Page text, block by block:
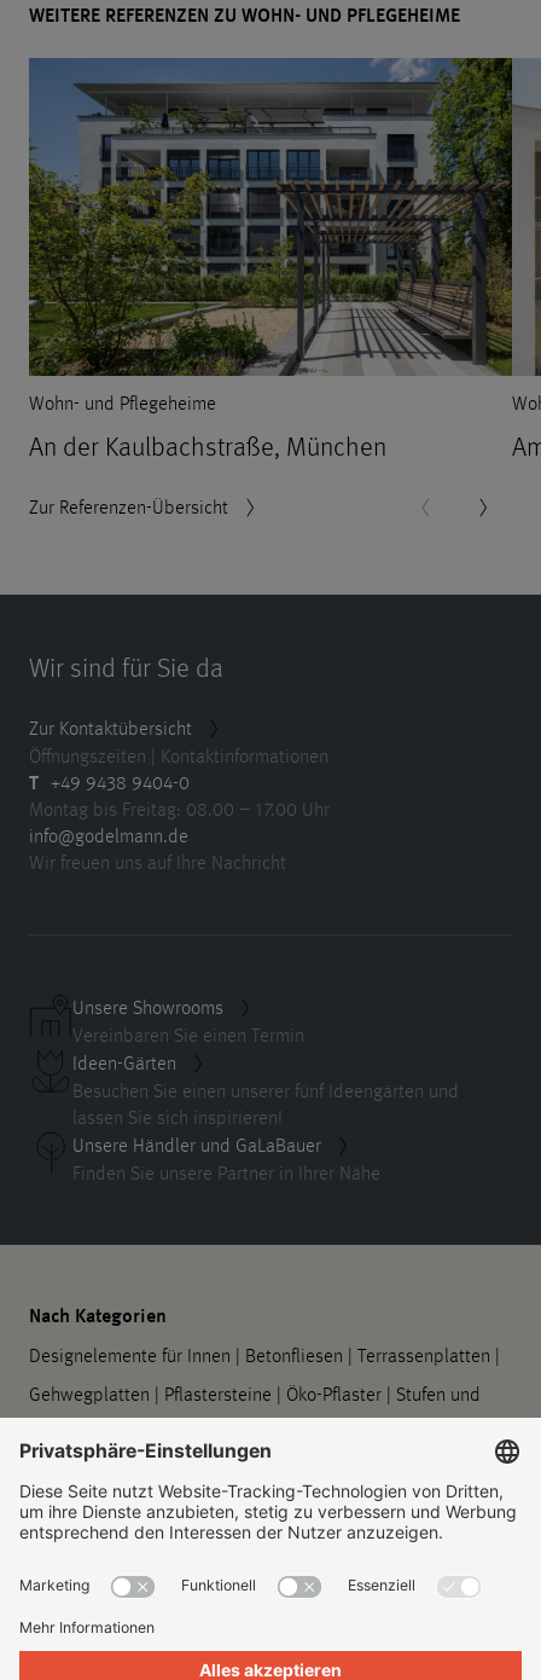
WEITERE REFERENZEN ZU WOHN- UND PFLEGEHEIME
Wohn- und Pflegeheime
An der Kaulbachstraße, München
Zur Referenzen-Übersicht
Wir sind für Sie da
Zur Kontaktübersicht
Öffnungszeiten | Kontaktinformationen
T +49 9438 9404-0
Montag bis Freitag: 08.00 – 17.00 Uhr
info@godelmann.de
Wir freuen uns auf Ihre Nachricht
Unsere Showrooms
Vereinbaren Sie einen Termin
Ideen-Gärten
Besuchen Sie einen unserer fünf Ideengärten und
lassen Sie sich inspirieren!
Unsere Händler und GaLaBauer
Finden Sie unsere Partner in Ihrer Nähe
Nach Kategorien
Designelemente für Innen | Betonfliesen | Terrassenplatten |
Gehwegplatten | Pflastersteine | Öko-Pflaster | Stufen und
Barrierefreie Leitsysteme| Bord- und Rinnensteine|
Symbolplatten
Über uns|Standorte|Unternehmenshistorie|Kontakt|